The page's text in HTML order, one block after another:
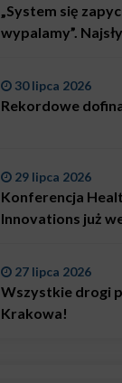
„System się
wypalamy”.
problemem są
30 lipca 2026
Rekordowe
29 lipca 2026
Konferencja
Innovations już
27 lipca 2026
Wszystkie drogi
Krakowa!